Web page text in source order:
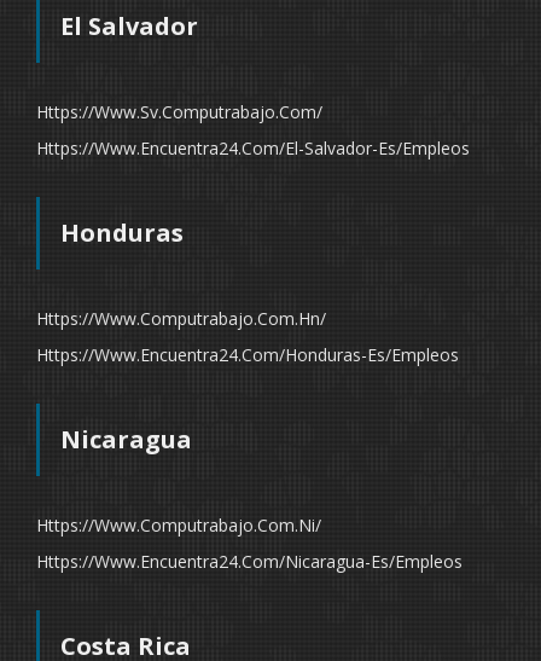
El Salvador
Https://www.sv.computrabajo.com/
Https://www.encuentra24.com/el-Salvador-Es/empleos
Honduras
Https://www.computrabajo.com.hn/
Https://www.encuentra24.com/honduras-Es/empleos
Nicaragua
Https://www.computrabajo.com.ni/
Https://www.encuentra24.com/nicaragua-Es/empleos
Costa Rica